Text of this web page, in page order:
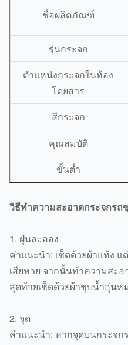
ชื่อผลิตภัณฑ์
รุ่นกระจก
ตำแหน่งกระจกในห้อง
โดยสาร
สีกระจก
คุณสมบัติ
ขั้นต่ำ
วิธีทำความสะอาดกระจกรถ
1. ฝุ่นละออง
คำแนะนำ: เช็ดด้วยผ้าแห้ง แ
เสียหาย จากนั้นทำความสะ
สุดท้ายเช็ดด้วยผ้าชุบน้ำอุ่นห
2. จุด
คำแนะนำ: หากจุดบนกระจ